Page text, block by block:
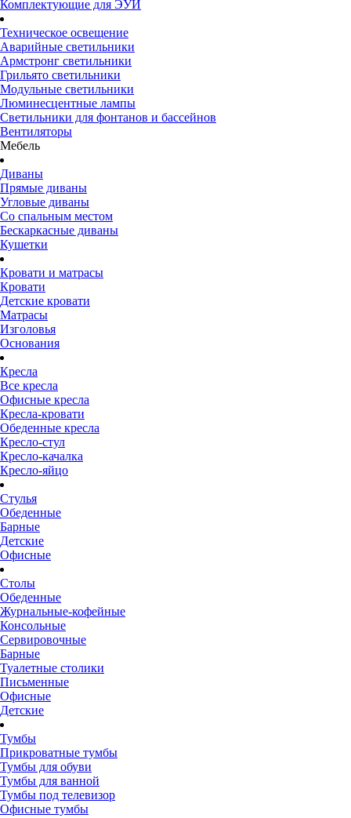
Комплектующие для ЭУИ
Техническое освещение
Аварийные светильники
Армстронг светильники
Грильято светильники
Модульные светильники
Люминесцентные лампы
Светильники для фонтанов и бассейнов
Вентиляторы
Мебель
Диваны
Прямые диваны
Угловые диваны
Со спальным местом
Бескаркасные диваны
Кушетки
Кровати и матрасы
Кровати
Детские кровати
Матрасы
Изголовья
Основания
Кресла
Все кресла
Офисные кресла
Кресла-кровати
Обеденные кресла
Кресло-стул
Кресло-качалка
Кресло-яйцо
Стулья
Обеденные
Барные
Детские
Офисные
Столы
Обеденные
Журнальные-кофейные
Консольные
Сервировочные
Барные
Туалетные столики
Письменные
Офисные
Детские
Тумбы
Прикроватные тумбы
Тумбы для обуви
Тумбы для ванной
Тумбы под телевизор
Офисные тумбы